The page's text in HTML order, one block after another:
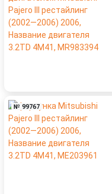
№ 99767